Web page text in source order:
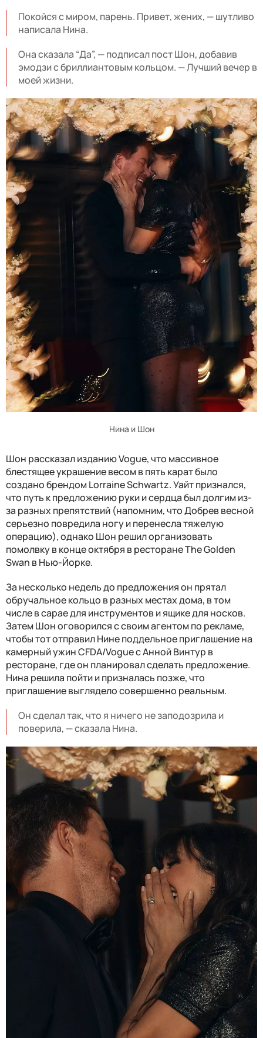
Покойся с миром, парень. Привет, жених, — шутливо
написала Нина.
Она сказала “Да”, — подписал пост Шон, добавив
эмодзи с бриллиантовым кольцом. — Лучший вечер в
моей жизни.
Нина и Шон
Шон рассказал изданию Vogue, что массивное
блестящее украшение весом в пять карат было
создано брендом Lorraine Schwartz. Уайт признался,
что путь к предложению руки и сердца был долгим из-
за разных препятствий (напомним, что Добрев весной
серьезно повредила ногу и перенесла тяжелую
операцию), однако Шон решил организовать
помолвку в конце октября в ресторане The Golden
Swan в Нью-Йорке.
За несколько недель до предложения он прятал
обручальное кольцо в разных местах дома, в том
числе в сарае для инструментов и ящике для носков.
Затем Шон оговорился с своим агентом по рекламе,
чтобы тот отправил Нине поддельное приглашение на
камерный ужин CFDA/Vogue с Анной Винтур в
ресторане, где он планировал сделать предложение.
Нина решила пойти и призналась позже, что
приглашение выглядело совершенно реальным.
Он сделал так, что я ничего не заподозрила и
поверила, — сказала Нина.